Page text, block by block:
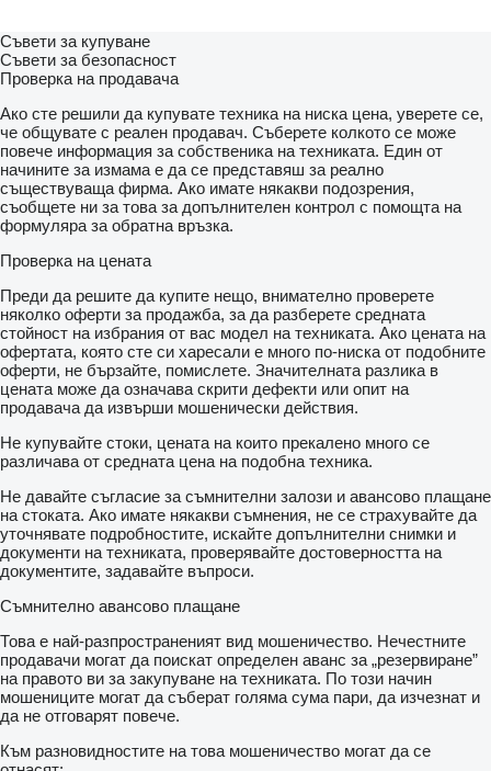
Съвети за купуване
Съвети за безопасност
Проверка на продавача
Ако сте решили да купувате техника на ниска цена, уверете се,
че общувате с реален продавач. Съберете колкото се може
повече информация за собственика на техниката. Един от
начините за измама е да се представяш за реално
съществуваща фирма. Ако имате някакви подозрения,
съобщете ни за това за допълнителен контрол с помощта на
формуляра за обратна връзка.
Проверка на цената
Преди да решите да купите нещо, внимателно проверете
няколко оферти за продажба, за да разберете средната
стойност на избрания от вас модел на техниката. Ако цената на
офертата, която сте си харесали е много по-ниска от подобните
оферти, не бързайте, помислете. Значителната разлика в
цената може да означава скрити дефекти или опит на
продавача да извърши мошенически действия.
Не купувайте стоки, цената на които прекалено много се
различава от средната цена на подобна техника.
Не давайте съгласие за съмнителни залози и авансово плащане
на стоката. Ако имате някакви съмнения, не се страхувайте да
уточнявате подробностите, искайте допълнителни снимки и
документи на техниката, проверявайте достоверността на
документите, задавайте въпроси.
Съмнително авансово плащане
Това е най-разпространеният вид мошеничество. Нечестните
продавачи могат да поискат определен аванс за „резервиране”
на правото ви за закупуване на техниката. По този начин
мошениците могат да съберат голяма сума пари, да изчезнат и
да не отговарят повече.
Към разновидностите на това мошеничество могат да се